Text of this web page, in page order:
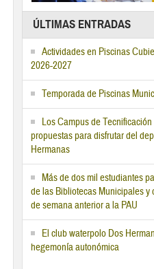
ÚLTIMAS ENTRADAS
Actividades en Piscinas
2026-2027
Temporada de Piscinas
Los Campus de
propuestas para disfrutar del
Hermanas
Más de dos mil estudiantes
de las Bibliotecas Municipales y
de semana anterior a la PAU
El club waterpolo Dos
hegemonía autonómica